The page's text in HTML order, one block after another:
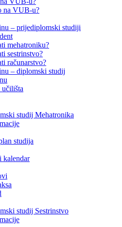
na VUB-u?
– prijediplomski studiji
mehatroniku?
sestrinstvo?
računarstvo?
– diplomski studij
učilišta
studij Mehatronika
studija
kalendar
studij Sestrinstvo